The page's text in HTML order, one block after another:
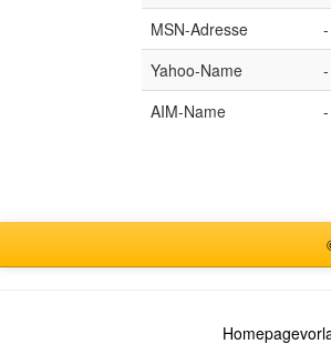
MSN-Adresse
-
Yahoo-Name
-
AIM-Name
-